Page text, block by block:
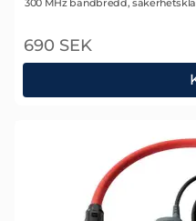
300 MHz bandbredd,
690 SEK
Metrix HX0031